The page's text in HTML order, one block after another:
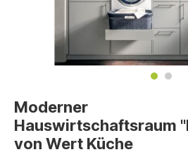
Moderner
Hauswirtschaftsraum
von Wert Küche